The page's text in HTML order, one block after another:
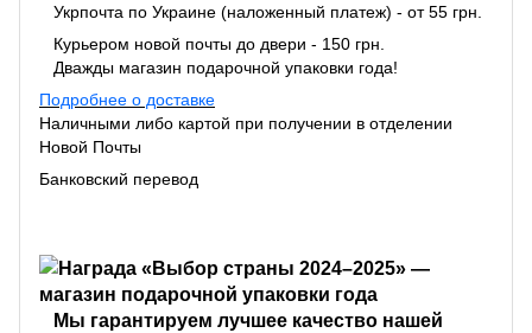
Укрпочта по Украине (наложенный платеж) - от 55 грн.
Курьером новой почты до двери - 150 грн.
Дважды магазин подарочной упаковки года!
Подробнее о доставке
Наличными либо картой при получении в отделении
Новой Почты
Банковский перевод
Мы гарантируем лучшее качество нашей